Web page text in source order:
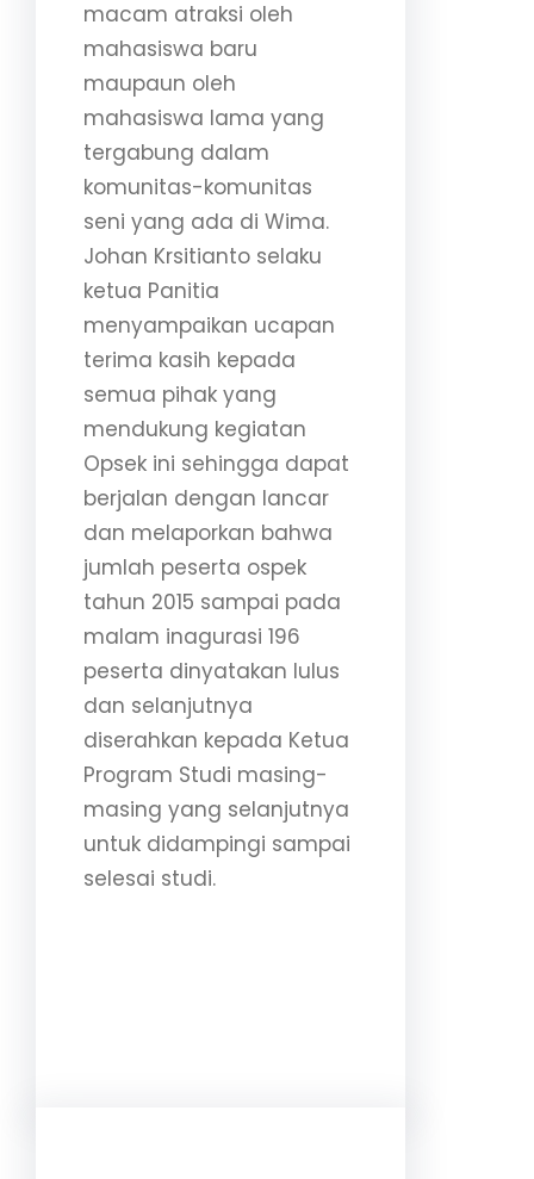
macam atraksi oleh
mahasiswa baru
maupaun oleh
mahasiswa lama yang
tergabung dalam
komunitas-komunitas
seni yang ada di Wima.
Johan Krsitianto selaku
ketua Panitia
menyampaikan ucapan
terima kasih kepada
semua pihak yang
mendukung kegiatan
Opsek ini sehingga dapat
berjalan dengan lancar
dan melaporkan bahwa
jumlah peserta ospek
tahun 2015 sampai pada
malam inagurasi 196
peserta dinyatakan lulus
dan selanjutnya
diserahkan kepada Ketua
Program Studi masing-
masing yang selanjutnya
untuk didampingi sampai
selesai studi.